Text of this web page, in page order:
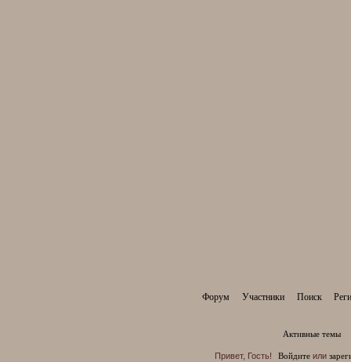
Форум Участники Поиск
Активные темы
Привет, Гость! Войдите или